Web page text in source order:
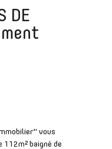
DE
vous
baigné de